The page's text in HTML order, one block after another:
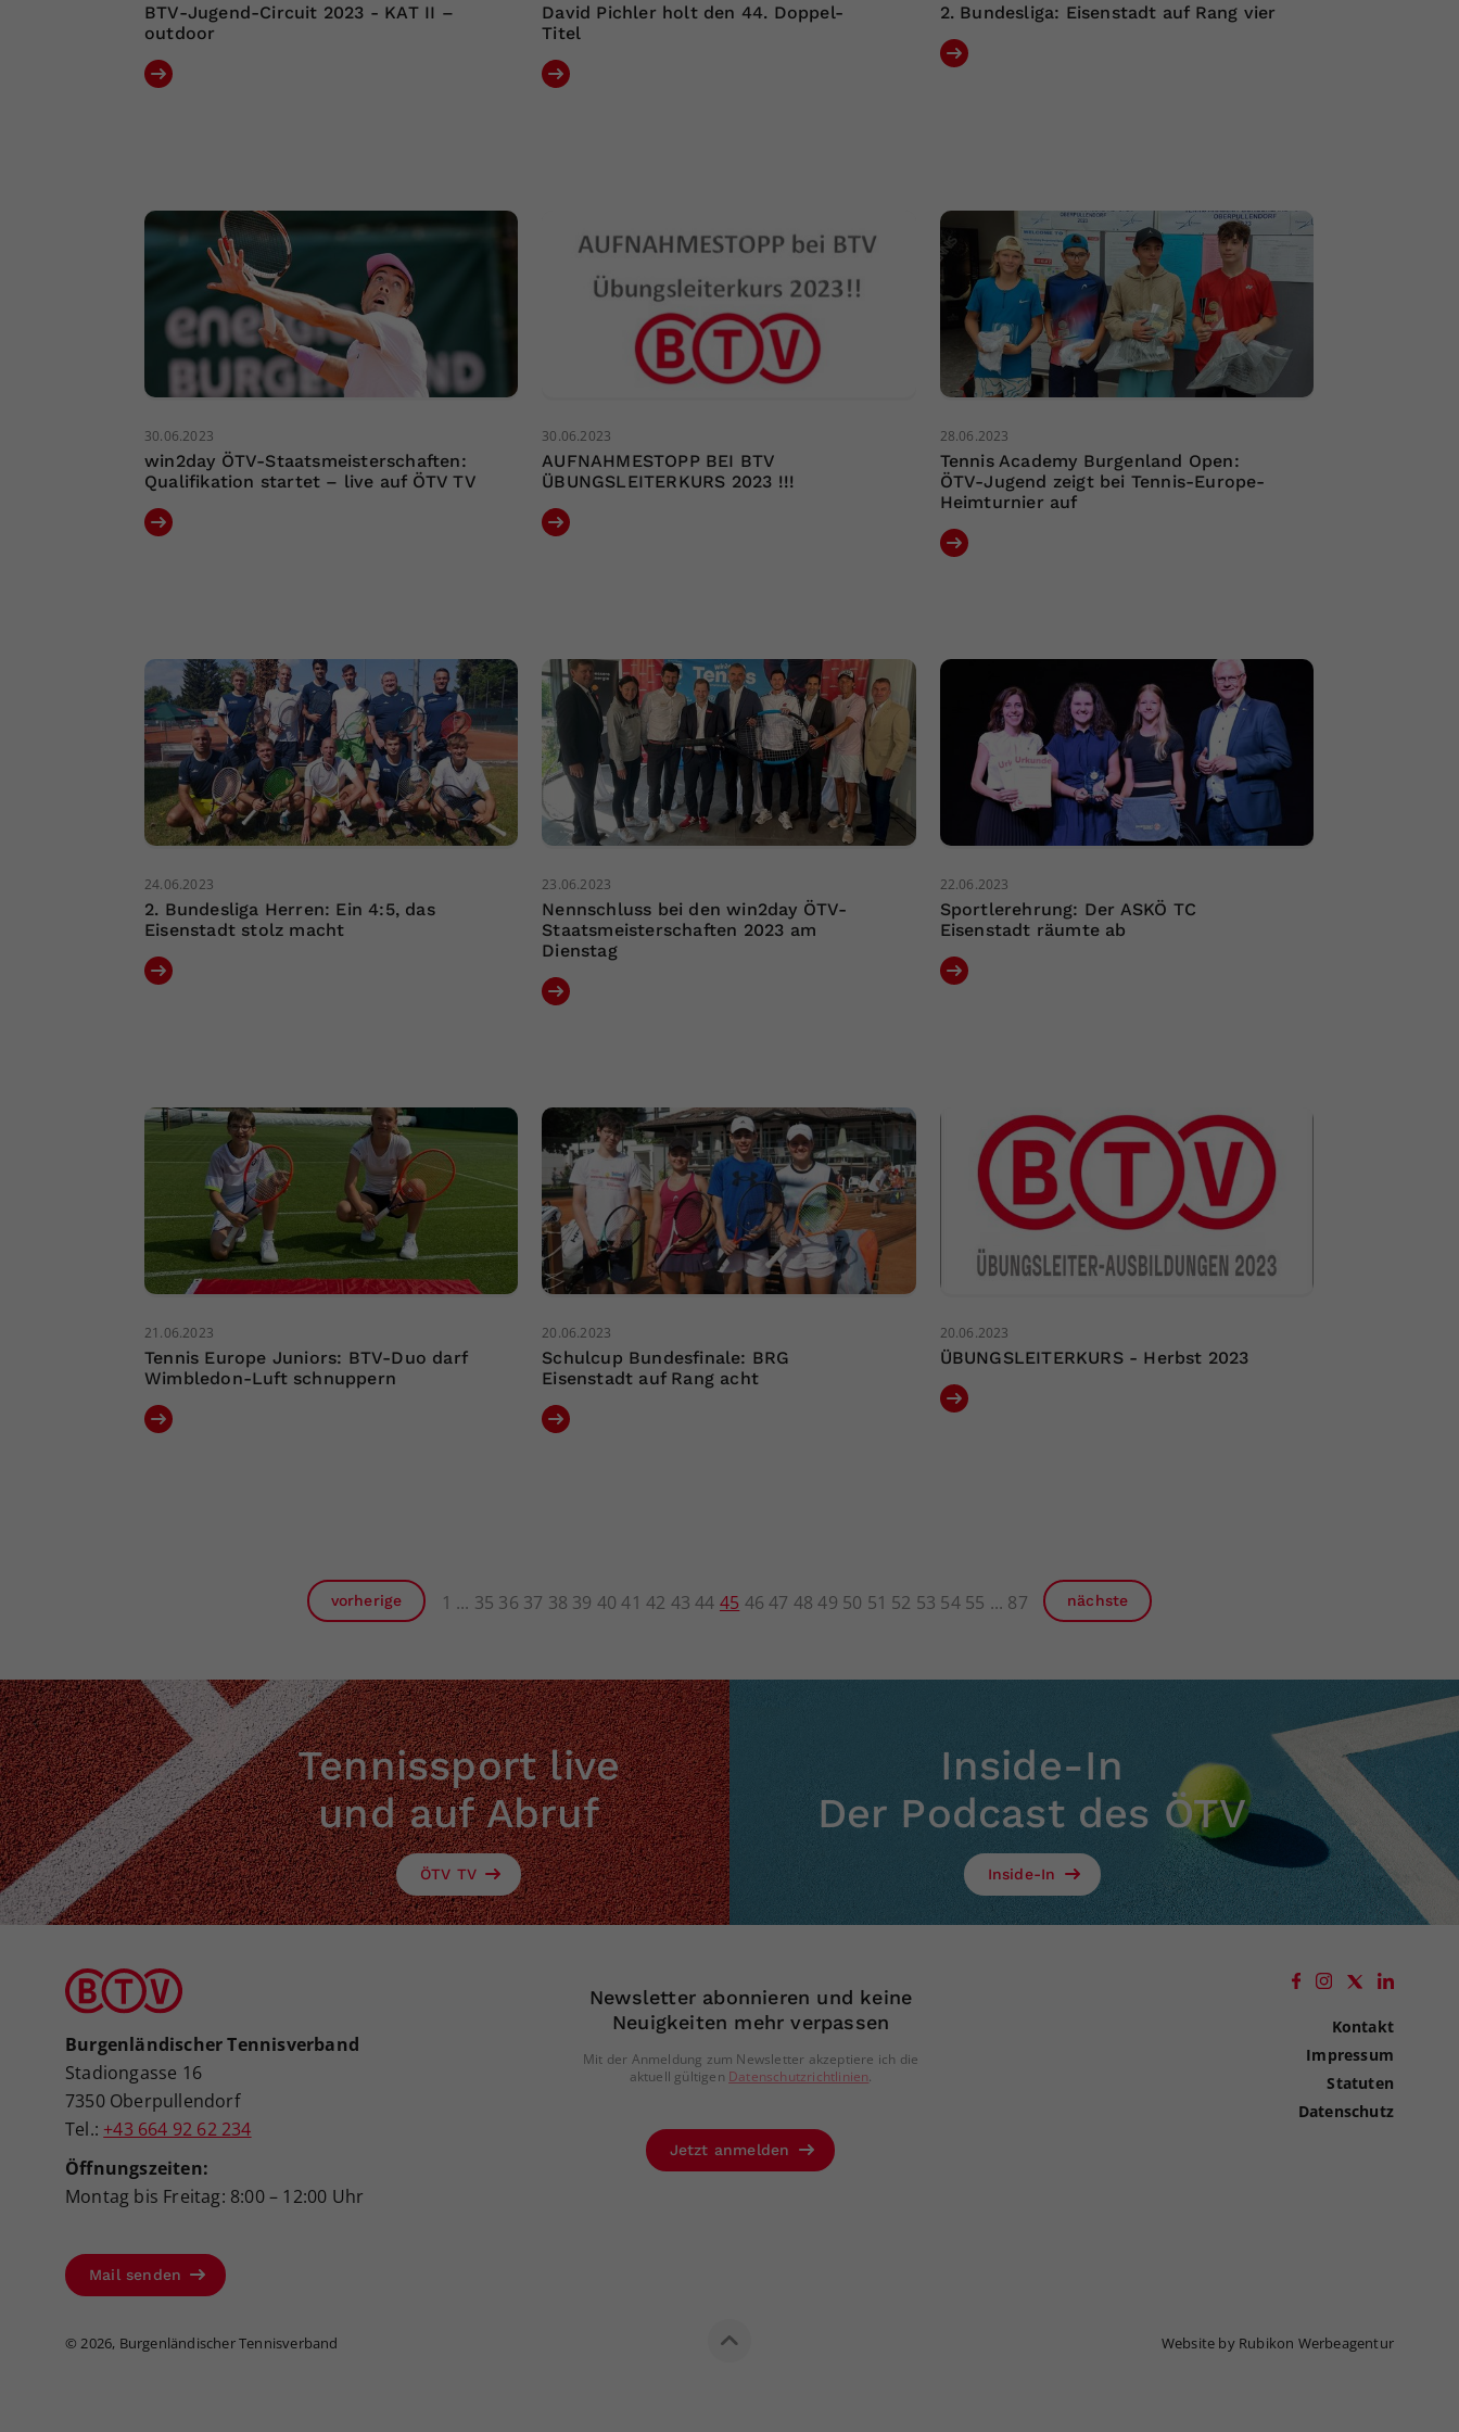
BTV-Jugend-Circuit 2023 - KAT II –
outdoor
David Pichler holt den 44. Doppel-
Titel
2. Bundesliga: Eisenstadt auf Rang vier
30.06.2023
win2day ÖTV-Staatsmeisterschaften:
Qualifikation startet – live auf ÖTV TV
30.06.2023
AUFNAHMESTOPP BEI BTV
ÜBUNGSLEITERKURS 2023 !!!
28.06.2023
Tennis Academy Burgenland Open:
ÖTV-Jugend zeigt bei Tennis-Europe-
Heimturnier auf
24.06.2023
2. Bundesliga Herren: Ein 4:5, das
Eisenstadt stolz macht
23.06.2023
Nennschluss bei den win2day ÖTV-
Staatsmeisterschaften 2023 am
Dienstag
22.06.2023
Sportlerehrung: Der ASKÖ TC
Eisenstadt räumte ab
21.06.2023
Tennis Europe Juniors: BTV-Duo darf
Wimbledon-Luft schnuppern
20.06.2023
Schulcup Bundesfinale: BRG
Eisenstadt auf Rang acht
20.06.2023
ÜBUNGSLEITERKURS - Herbst 2023
vorherige 1 35 36 37 38 39 40 41 42 43 44 45 46 47 48 49 50 51 52 53 54 55 87 nächste
Tennissport live
und auf Abruf
ÖTV TV
Inside-In
Der Podcast des ÖTV
Inside-In
Burgenländischer Tennisverband
Stadiongasse 16
7350 Oberpullendorf
Tel.: +43 664 92 62 234
Öffnungszeiten:
Montag bis Freitag: 8:00 – 12:00 Uhr
Mail senden
Newsletter abonnieren und keine
Neuigkeiten mehr verpassen
Mit der Anmeldung zum Newsletter akzeptiere ich die
aktuell gültigen Datenschutzrichtlinien.
Jetzt anmelden
Kontakt
Impressum
Statuten
Datenschutz
©2026, Burgenländischer Tennisverband Website by Rubikon Werbeagentur